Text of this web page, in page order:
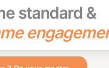
standard &